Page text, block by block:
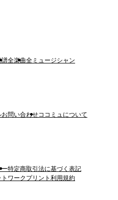
譜全楽曲全ミュージシャン
お問い合わせココミュについて
ー特定商取引法に基づく表記
トワークプリント利用規約